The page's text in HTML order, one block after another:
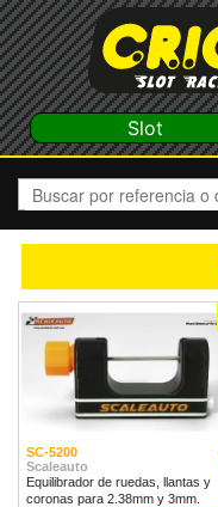
Slot
SC-5200
Scaleauto
Equilibrador de ruedas, llantas y
coronas para 2.38mm y 3mm.